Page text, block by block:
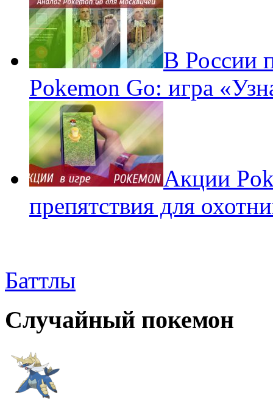
В России
Pokemon Go: игра
Акции
препятствия для
Баттлы
Случайный покемон